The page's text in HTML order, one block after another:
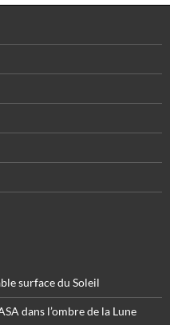
surface du Soleil
dans l’ombre de la Lune